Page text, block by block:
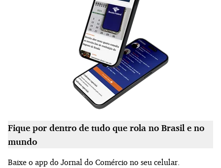
Fique por dentro de tudo que rola no Brasil e no
mundo
Baixe o app do Jornal do Comércio no seu celular.